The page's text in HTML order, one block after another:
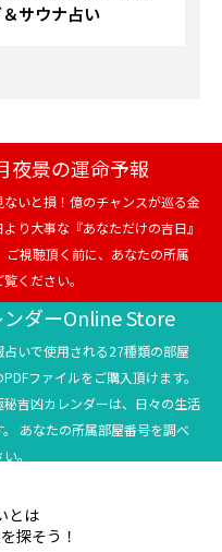
サウナ占い
夜景の運命予報
いと損！億のチャンスが巡る金
り大事な『あなただけの吉日』
ご視聴頂く前に、あなたの所属
ください。
ダーOnline Store
いで使用される27種類の部屋
ファイルをご購入頂けます。
吉凶カレンダーは、日々の生活
あなたの所属部屋番号を調べ
。
とは
探そう！